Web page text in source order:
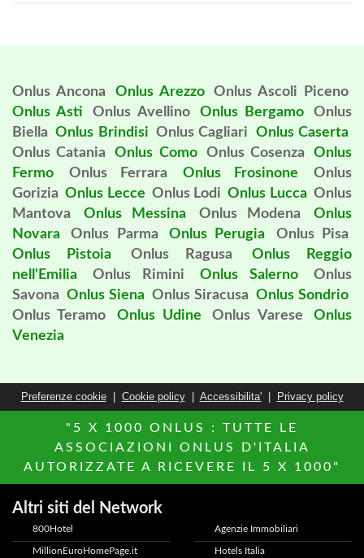
Onlus Ancona Onlus Arezzo
Onlus Ascoli Piceno
Onlus Asti
Onlus Avellino Onlus Bergamo
Onlus
Biella Onlus Brindisi Onlus Cagliari
Onlus Caserta
Onlus Catania
Onlus Como Onlus Cosenza
Onlus
Fermo
Onlus Ferrara Onlus Frosinone
Onlus
Gorizia Onlus Lecce Onlus Lodi Onlus Lucca Onlus
Mantova
Onlus Messina Onlus Modena
Onlus
Novara
Onlus Parma Onlus Perugia
Onlus Pisa
Onlus Pistoia
Onlus Ragusa
Onlus Reggio
nell'Emilia
Onlus Rimini Onlus Salerno
Onlus
Savona Onlus Siena Onlus Siracusa Onlus Sondrio
Onlus Teramo
Onlus Udine Onlus Varese
Onlus
Venezia
Preferenze cookie| Cookie policy| Accessibilita'| Privacy policy
"5 X 1000 ONLUS : TUTTE LE
ASSOCIAZIONI ONLUS D'ITALIA
AUTORIZZATE A RICEVERE IL 5 X 1000"
Altri siti del Network
800Hotel Agenzie Immobiliari
MillionEuroHomePage.it Hotels Italia